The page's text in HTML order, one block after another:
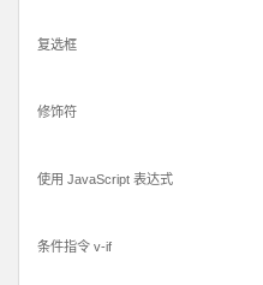
复选框
修饰符
使用 JavaScript 表达式
条件指令 v-if